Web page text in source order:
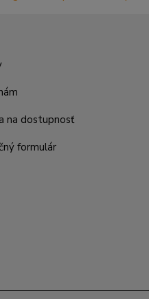
na dostupnosť
formulár